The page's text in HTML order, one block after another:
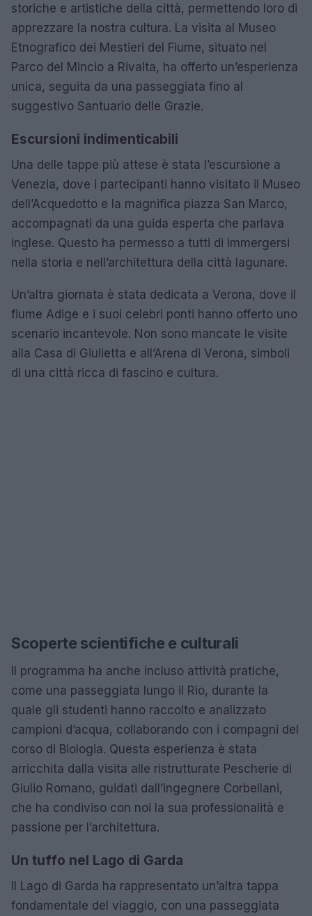
storiche e artistiche della città, permettendo loro di
apprezzare la nostra cultura. La visita al Museo
Etnografico dei Mestieri del Fiume, situato nel
Parco del Mincio a Rivalta, ha offerto un’esperienza
unica, seguita da una passeggiata fino al
suggestivo Santuario delle Grazie.
Escursioni indimenticabili
Una delle tappe più attese è stata l’escursione a
Venezia, dove i partecipanti hanno visitato il Museo
dell’Acquedotto e la magnifica piazza San Marco,
accompagnati da una guida esperta che parlava
inglese. Questo ha permesso a tutti di immergersi
nella storia e nell’architettura della città lagunare.
Un’altra giornata è stata dedicata a Verona, dove il
fiume Adige e i suoi celebri ponti hanno offerto uno
scenario incantevole. Non sono mancate le visite
alla Casa di Giulietta e all’Arena di Verona, simboli
di una città ricca di fascino e cultura.
Scoperte scientifiche e culturali
Il programma ha anche incluso attività pratiche,
come una passeggiata lungo il Rio, durante la
quale gli studenti hanno raccolto e analizzato
campioni d’acqua, collaborando con i compagni del
corso di Biologia. Questa esperienza è stata
arricchita dalla visita alle ristrutturate Pescherie di
Giulio Romano, guidati dall’ingegnere Corbellani,
che ha condiviso con noi la sua professionalità e
passione per l’architettura.
Un tuffo nel Lago di Garda
Il Lago di Garda ha rappresentato un’altra tappa
fondamentale del viaggio, con una passeggiata